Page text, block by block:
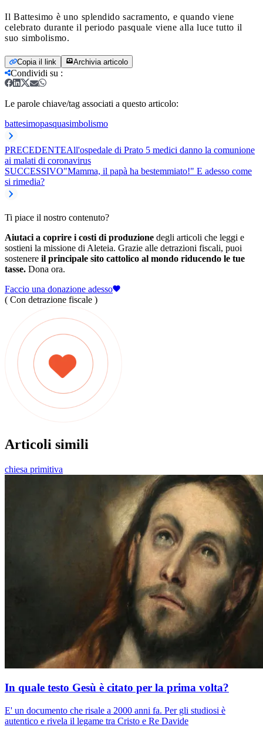
Il Battesimo è uno splendido sacramento, e quando viene
celebrato durante il periodo pasquale viene alla luce tutto il
suo simbolismo.
Copia il link Archivia articolo
Condividi su :
Le parole chiave/tag associati a questo articolo:
battesimopasquasimbolismo
PRECEDENTEAll'ospedale di Prato 5 medici danno la comunione
ai malati di coronavirus
SUCCESSIVO"Mamma, il papà ha bestemmiato!" E adesso come
si rimedia?
Ti piace il nostro contenuto?
Aiutaci a coprire i costi di produzione degli articoli che leggi e
sostieni la missione di Aleteia. Grazie alle detrazioni fiscali, puoi
sostenere il principale sito cattolico al mondo riducendo le tue
tasse. Dona ora.
Faccio una donazione adesso
( Con detrazione fiscale )
Articoli simili
chiesa primitiva
In quale testo Gesù è citato per la prima volta?
E' un documento che risale a 2000 anni fa. Per gli studiosi è
autentico e rivela il legame tra Cristo e Re Davide